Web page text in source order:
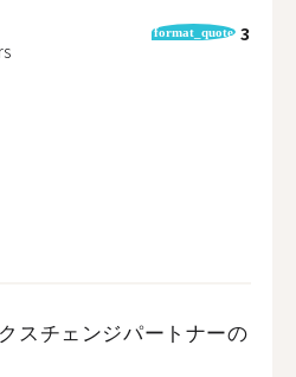
format_quote 3
スチェンジパートナーの